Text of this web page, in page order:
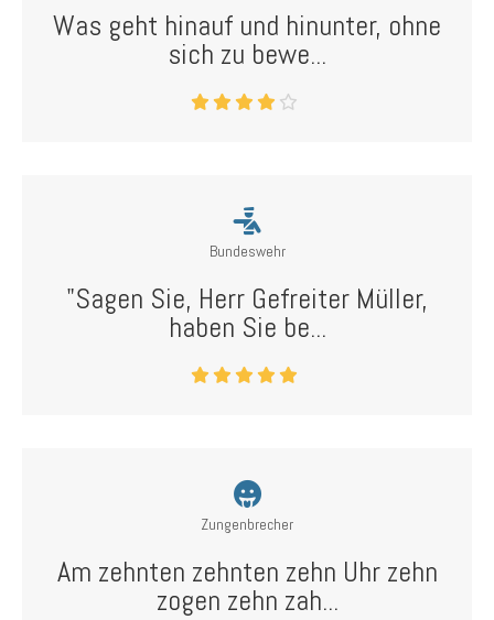
Was geht hinauf und hinunter, ohne
sich zu bewe...
Bundeswehr
"Sagen Sie, Herr Gefreiter Müller,
haben Sie be...
Zungenbrecher
Am zehnten zehnten zehn Uhr zehn
zogen zehn zah...